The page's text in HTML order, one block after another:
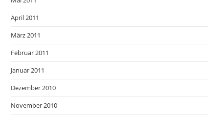
April 2011
März 2011
Februar 2011
Januar 2011
Dezember 2010
November 2010